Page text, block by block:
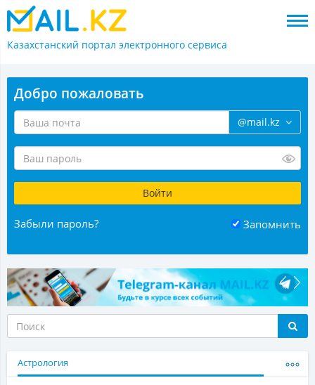
Казахстанский портал электронного сервиса
Добро пожаловать
@mail.kz
Забыли пароль? Запомнить
Астрология